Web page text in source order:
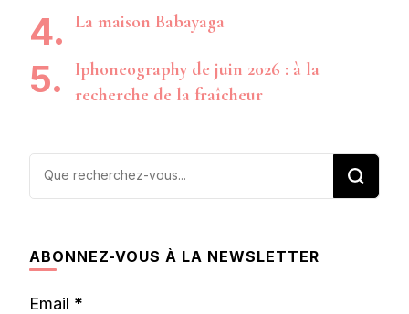
La maison Babayaga
Iphoneography de juin 2026 : à la
recherche de la fraîcheur
Vous
ABONNEZ-VOUS À LA NEWSLETTER
Email *